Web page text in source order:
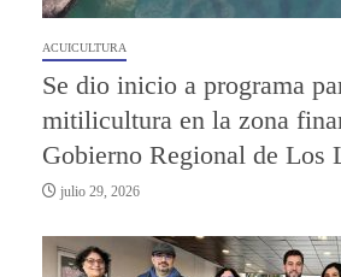
ACUICULTURA
Se dio inicio a programa
mitilicultura en la zona
Gobierno Regional de Los
julio 29, 2026